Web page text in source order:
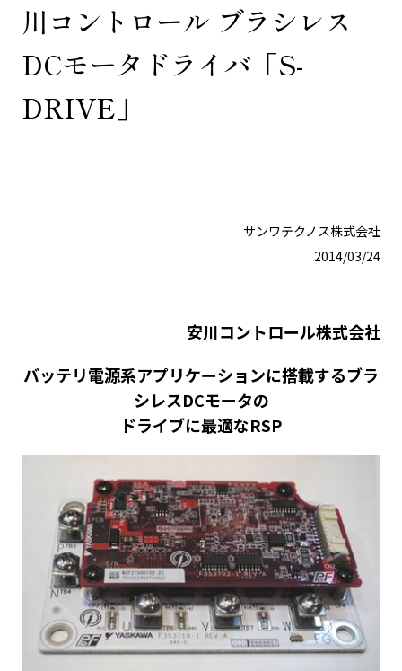
川コントロール ブラシレス
DCモータドライバ「S-
DRIVE」
サンワテクノス株式会社
2014/03/24
安川コントロール株式会社
バッテリ電源系アプリケーションに搭載するブラ
シレスDCモータの
ドライブに最適なRSP